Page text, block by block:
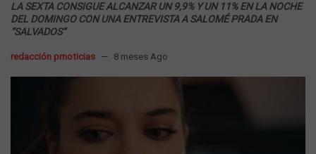
LA SEXTA CONSIGUE ALCANZAR UN 9,9% Y UN 11% EN LA NOCHE
DEL DOMINGO CON UNA ENTREVISTA A SALOMÉ PRADA EN
“SALVADOS”
redacción prnoticias 8 meses Ago